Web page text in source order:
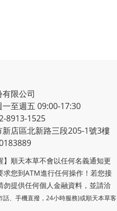
限公司
至週五 09:00-17:30
8913-1525
新店區北新路三段205-1號3樓
】順天本草不會以任何名義通知更
求您到ATM進行任何操作！若您接
勿提供任何個人金融資料，並請洽
話、手機直撥，24小時服務)或順天本草客